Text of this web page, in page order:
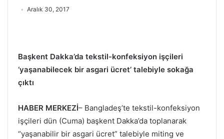
Aralık 30, 2017
Başkent Dakka’da tekstil-konfeksiyon işçileri
‘yaşanabilecek bir asgari ücret’ talebiyle sokağa
çıktı
HABER MERKEZİ– Bangladeş’te tekstil-konfeksiyon
işçileri dün (Cuma) başkent Dakka’da toplanarak
“yaşanabilir bir asgari ücret” talebiyle miting ve